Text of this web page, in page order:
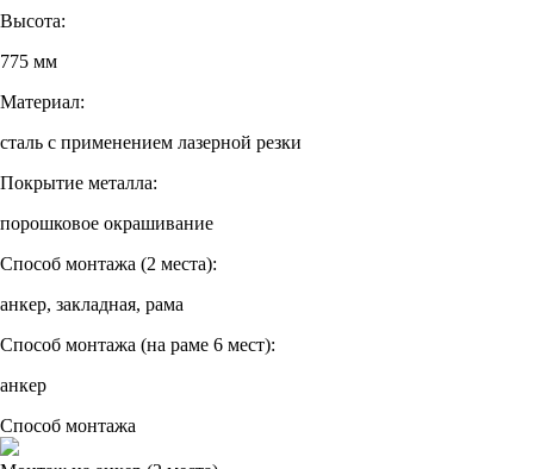
Высота:
775 мм
Материал:
сталь с применением лазерной резки
Покрытие металла:
порошковое окрашивание
Способ монтажа (2 места):
анкер, закладная, рама
Способ монтажа (на раме 6 мест):
анкер
Способ монтажа